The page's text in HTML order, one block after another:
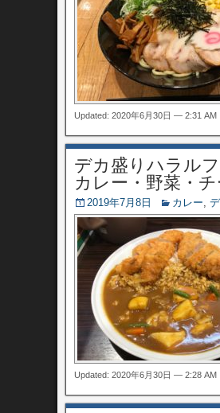
Updated: 2020年6月30日 — 2:31 AM
デカ盛りハラル
カレー・野菜・
2019年7月8日 カレー,
Updated: 2020年6月30日 — 2:28 AM